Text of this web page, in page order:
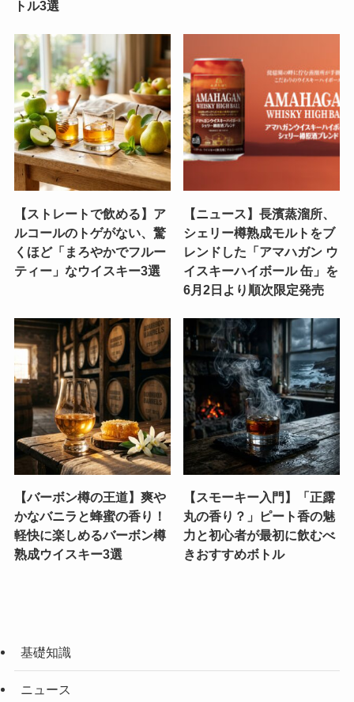
トル3選
【ストレートで飲める】ア
ルコールのトゲがない、驚
くほど「まろやかでフルー
ティー」なウイスキー3選
【ニュース】長濱蒸溜所、
シェリー樽熟成モルトをブ
レンドした「アマハガン ウ
イスキーハイボール 缶」を
6月2日より順次限定発売
【バーボン樽の王道】爽や
かなバニラと蜂蜜の香り！
軽快に楽しめるバーボン樽
熟成ウイスキー3選
【スモーキー入門】「正露
丸の香り？」ピート香の魅
力と初心者が最初に飲むべ
きおすすめボトル
基礎知識
ニュース